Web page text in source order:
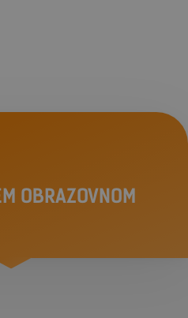
OBRAZOVNOM